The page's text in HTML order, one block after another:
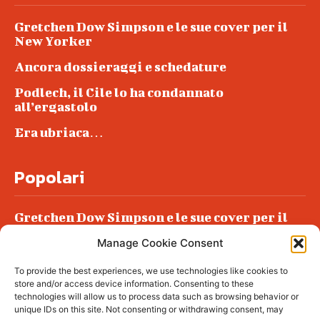
Manage Cookie Consent
To provide the best experiences, we use technologies like cookies to
store and/or access device information. Consenting to these
technologies will allow us to process data such as browsing behavior or
unique IDs on this site. Not consenting or withdrawing consent, may
Gretchen Dow Simpson e le sue cover per il
New Yorker
Ancora dossieraggi e schedature
Podlech, il Cile lo ha condannato
all’ergastolo
Era ubriaca…
Popolari
Gretchen Dow Simpson e le sue cover per il
Podlech, il Cile lo ha condannato
all’ergastolo